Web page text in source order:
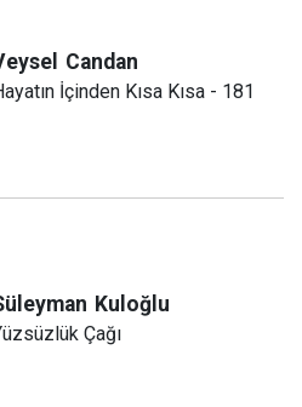
Candan
İçinden Kısa Kısa - 181
Kuloğlu
Çağı